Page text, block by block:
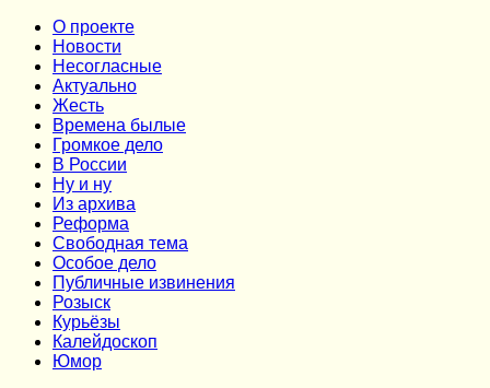
О проекте
Новости
Несогласные
Актуально
Жесть
Времена былые
Громкое дело
В России
Ну и ну
Из архива
Реформа
Cвободная тема
Особое дело
Публичные извинения
Розыск
Курьёзы
Калейдоскоп
Юмор